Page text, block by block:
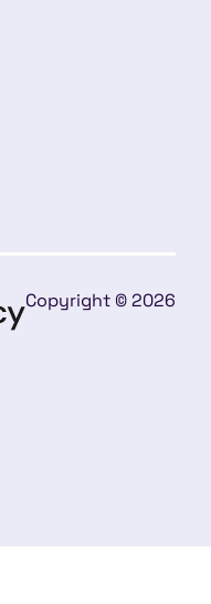
Copyright © 2026